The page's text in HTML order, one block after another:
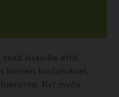
kissoille että
koirien koulutukset,
Nyt myös